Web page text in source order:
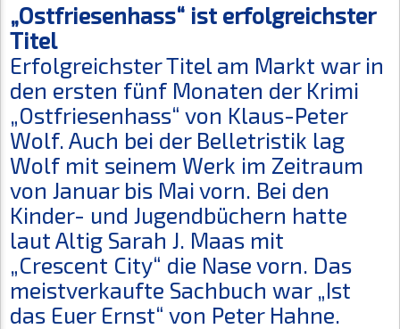
„Ostfriesenhass“ ist erfolgreichster
Titel
Erfolgreichster Titel am Markt war in
den ersten fünf Monaten der Krimi
„Ostfriesenhass“ von Klaus-Peter
Wolf. Auch bei der Belletristik lag
Wolf mit seinem Werk im Zeitraum
von Januar bis Mai vorn. Bei den
Kinder- und Jugendbüchern hatte
laut Altig Sarah J. Maas mit
„Crescent City“ die Nase vorn. Das
meistverkaufte Sachbuch war „Ist
das Euer Ernst“ von Peter Hahne.